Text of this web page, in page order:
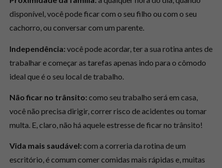
disponível, você pode ficar com o seu filho ou com o seu
cachorro, ou conversar com um parente.
Independência: você pode acordar, ter a sua rotina antes de
trabalhar e começar as tarefas apenas indo para o cômodo
ideal que é o seu local de trabalho.
Não ficar no trânsito: como seu trabalho será em casa,
você não precisa dirigir, correr risco de acidentes ou tomar
multa. E, claro, não há aquele estresse de ficar no trânsito!
Vida mais saudável: com a correria da rotina de um
escritório, é comum comer comidas mais rápidas e, muitas